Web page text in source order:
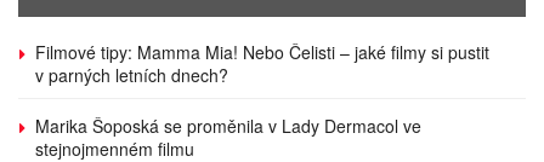
Filmové tipy: Mamma Mia! Nebo Čelisti – jaké filmy si pustit
v parných letních dnech?
Marika Šoposká se proměnila v Lady Dermacol ve
stejnojmenném filmu